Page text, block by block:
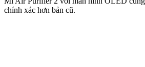
chính xác hơn bản cũ.